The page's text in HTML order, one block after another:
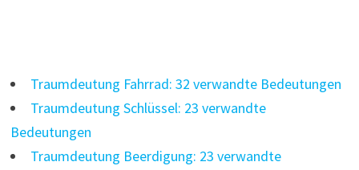
Traumdeutung Fahrrad: 32 verwandte Bedeutungen
Traumdeutung Schlüssel: 23 verwandte
Bedeutungen
Traumdeutung Beerdigung: 23 verwandte